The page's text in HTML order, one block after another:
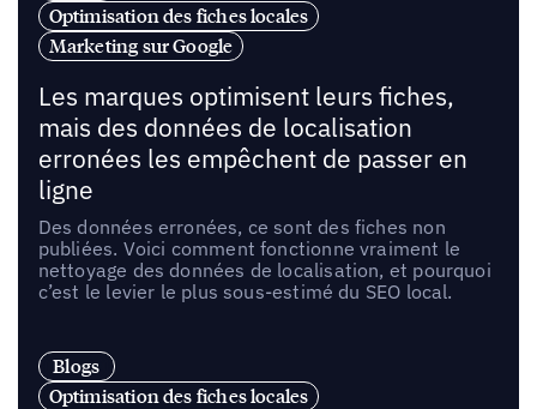
Optimisation des fiches locales
Marketing sur Google
Les marques optimisent leurs fiches,
mais des données de localisation
erronées les empêchent de passer en
ligne
Des données erronées, ce sont des fiches non
publiées. Voici comment fonctionne vraiment le
nettoyage des données de localisation, et pourquoi
c’est le levier le plus sous-estimé du SEO local.
Blogs
Optimisation des fiches locales